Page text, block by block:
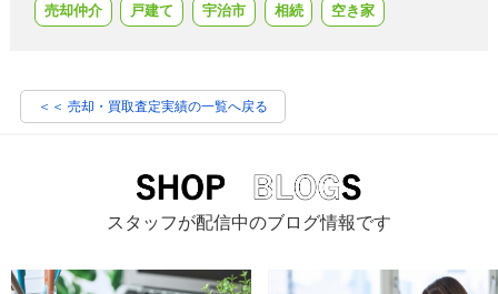
売却仲介 戸建て 宇治市 相続 空き家
＜＜ 売却・買取査定実績の一覧へ戻る
スタッフが配信中のブログ情報です